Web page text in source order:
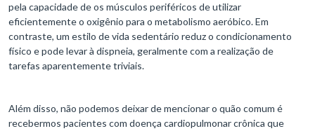
pela capacidade de os músculos periféricos de utilizar
eficientemente o oxigênio para o metabolismo aeróbico. Em
contraste, um estilo de vida sedentário reduz o condicionamento
físico e pode levar à dispneia, geralmente com a realização de
tarefas aparentemente triviais.
Além disso, não podemos deixar de mencionar o quão comum é
recebermos pacientes com doença cardiopulmonar crônica que